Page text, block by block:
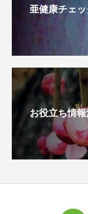
亜健康チェッ
お役立ち情